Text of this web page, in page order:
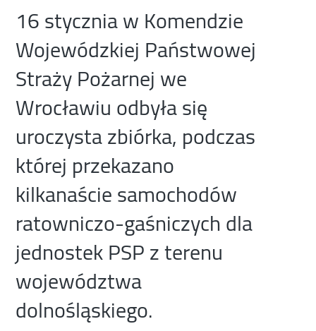
16 stycznia w Komendzie
Wojewódzkiej Państwowej
Straży Pożarnej we
Wrocławiu odbyła się
uroczysta zbiórka, podczas
której przekazano
kilkanaście samochodów
ratowniczo-gaśniczych dla
jednostek PSP z terenu
województwa
dolnośląskiego.